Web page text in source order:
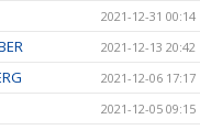
2021-12-31 00:14
2021-12-13 20:42
2021-12-06 17:17
2021-12-05 09:15